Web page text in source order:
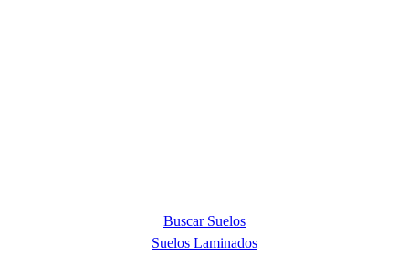
Buscar Suelos
Suelos Laminados